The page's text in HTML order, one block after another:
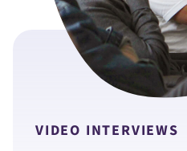
VIDEO INTERVIEWS